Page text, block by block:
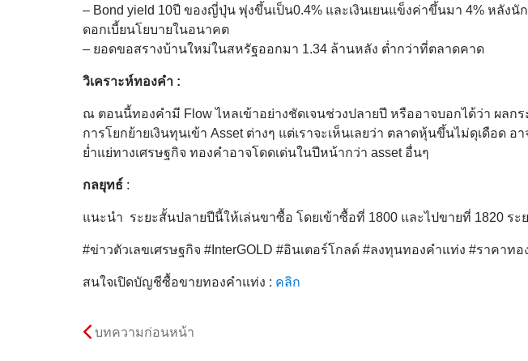
– Bond yield 10ปี ของญี่ปุ่น พุ่งขึ้นเป็น0.4% และเงินเยนแข็งค่าขึ้นมา 4% หลัง
ดอกเบี้ยนโยบายในอนาคต
– ยอดขอสรางบ้านใหม่ในสหรัฐออกมา 1.34 ล้านหลัง ต่ำกว่าที่ตลาดคาด
วิเคราะห์ทองคำ :
ณ ตอนนี้ทองคำมี Flow ไหลเข้าอย่างชัดเจนช่วงปลายปี หรืออาจบอกได้ว่า ผลก
การโยกย้ายเงินทุนเข้า Asset ต่างๆ แต่เราจะเห็นเลยว่า ตลาดหุ้นขึ้นไม่ดุเดือด
ย่ำแย่ทางเศรษฐกิจ ทองคำอาจโดดเด่นในปีหน้ากว่า asset อื่นๆ
กลยุทธ์ :
แนะนำ ระยะสั้นปลายปีนี้ให้เล่นขาซื้อ โดยเข้าซื้อที่ 1800 และไปขายที่ 1820 ระ
#ข่าวตัวเลขเศรษฐกิจ #InterGOLD #อินเตอร์โกลด์ #ลงทุนทองคำแท่ง #ราคาท
สนใจเปิดบัญชีซื้อขายทองคำแท่ง : คลิก
บทความก่อนหน้า